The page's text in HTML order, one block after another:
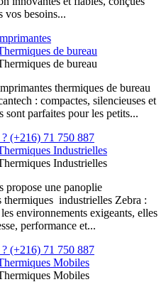
vos besoins...
de bureau
de bureau
thermiques de bureau
: compactes, silencieuses et
sont parfaites pour les petits...
(+216) 71 750 887
Industrielles
Industrielles
propose une panoplie
thermiques industrielles Zebra :
environnements exigeants, elles
performance et...
(+216) 71 750 887
Mobiles
Mobiles